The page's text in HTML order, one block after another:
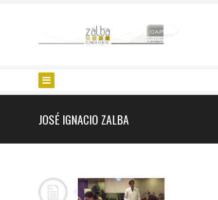
JOSÉ IGNACIO ZALBA